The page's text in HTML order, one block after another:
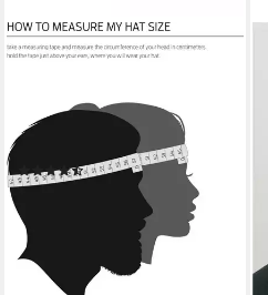
CHILLOUTS
Baumwollmischung für aktiven
(20)
22,99 €
leider ausverkauft